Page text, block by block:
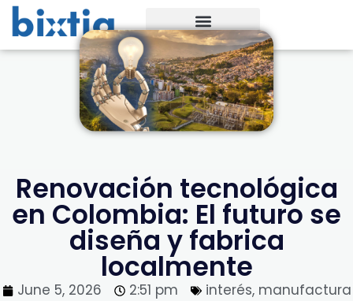
Renovación tecnológica
en Colombia: El futuro se
diseña y fabrica
localmente
June 5, 2026 2:51 pm interés, manufactura